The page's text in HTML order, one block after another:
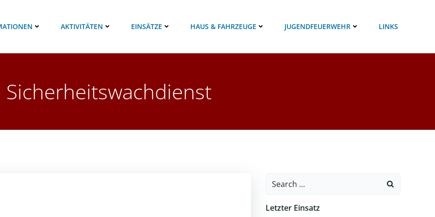
AKTIVITÄTEN EINSÄTZE HAUS & FAHRZEUGE JUGENDFEUERWEHR LINKS
Sicherheitswachdienst
Search
Letzter Einsatz